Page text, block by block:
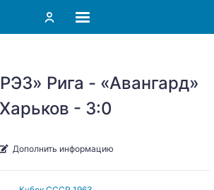
Рига - «Авангард»
Харьков - 3:0
Дополнить информацию